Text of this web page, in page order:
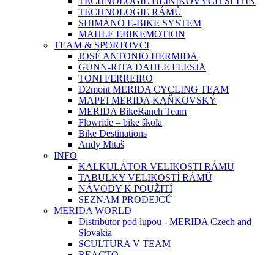
TECHNOLOGIE RÁMŮ
SHIMANO E-BIKE SYSTEM
MAHLE EBIKEMOTION
TEAM & SPORTOVCI
JOSÉ ANTONIO HERMIDA
GUNN-RITA DAHLE FLESJÅ
TONI FERREIRO
D2mont MERIDA CYCLING TEAM
MAPEI MERIDA KAŇKOVSKÝ
MERIDA BikeRanch Team
Flowride – bike škola
Bike Destinations
Andy Mitaš
INFO
KALKULÁTOR VELIKOSTI RÁMU
TABULKY VELIKOSTÍ RÁMŮ
NÁVODY K POUŽITÍ
SEZNAM PRODEJCŮ
MERIDA WORLD
Distributor pod lupou - MERIDA Czech and
Slovakia
SCULTURA V TEAM